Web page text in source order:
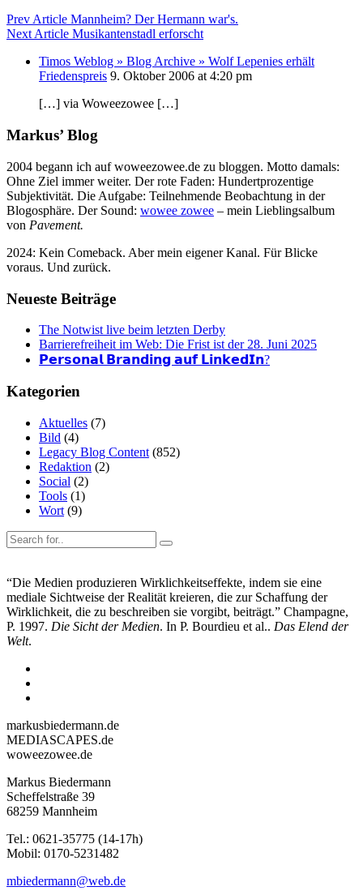
Prev Article Mannheim? Der Hermann war's.
Next Article Musikantenstadl erforscht
Timos Weblog » Blog Archive » Wolf Lepenies erhält
Friedenspreis 9. Oktober 2006 at 4:20 pm
[…] via Woweezowee […]
Markus’ Blog
2004 begann ich auf woweezowee.de zu bloggen. Motto damals:
Ohne Ziel immer weiter. Der rote Faden: Hundertprozentige
Subjektivität. Die Aufgabe: Teilnehmende Beobachtung in der
Blogosphäre. Der Sound: wowee zowee – mein Lieblingsalbum
von Pavement.
2024: Kein Comeback. Aber mein eigener Kanal. Für Blicke
voraus. Und zurück.
Neueste Beiträge
The Notwist live beim letzten Derby
Barrierefreiheit im Web: Die Frist ist der 28. Juni 2025
𝗣𝗲𝗿𝘀𝗼𝗻𝗮𝗹 𝗕𝗿𝗮𝗻𝗱𝗶𝗻𝗴 𝗮𝘂𝗳 𝗟𝗶𝗻𝗸𝗲𝗱𝗜𝗻?
Kategorien
Aktuelles (7)
Bild (4)
Legacy Blog Content (852)
Redaktion (2)
Social (2)
Tools (1)
Wort (9)
“Die Medien produzieren Wirklichkeitseffekte, indem sie eine
mediale Sichtweise der Realität kreieren, die zur Schaffung der
Wirklichkeit, die zu beschreiben sie vorgibt, beiträgt.” Champagne,
P. 1997. Die Sicht der Medien. In P. Bourdieu et al.. Das Elend der
Welt.
markusbiedermann.de
MEDIASCAPES.de
woweezowee.de
Markus Biedermann
Scheffelstraße 39
68259 Mannheim
Tel.: 0621-35775 (14-17h)
Mobil: 0170-5231482
mbiedermann@web.de